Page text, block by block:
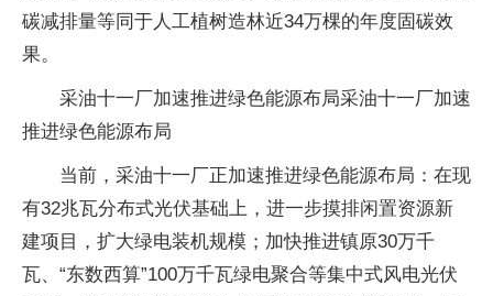
碳减排量等同于人工植树造林近34万棵的年度固碳效
果。
采油十一厂加速推进绿色能源布局采油十一厂加速
推进绿色能源布局
当前，采油十一厂正加速推进绿色能源布局：在现
有32兆瓦分布式光伏基础上，进一步摸排闲置资源新
建项目，扩大绿电装机规模；加快推进镇原30万千
瓦、“东数西算”100万千瓦绿电聚合等集中式风电光伏